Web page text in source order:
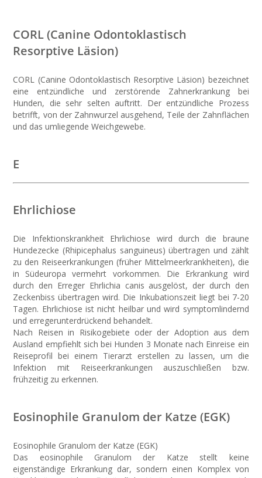
CORL (Canine Odontoklastisch
Resorptive Läsion)
CORL (Canine Odontoklastisch Resorptive Läsion) bezeichnet
eine entzündliche und zerstörende Zahnerkrankung bei
Hunden, die sehr selten auftritt. Der entzündliche Prozess
betrifft, von der Zahnwurzel ausgehend, Teile der Zahnflächen
und das umliegende Weichgewebe.
E
Ehrlichiose
Die Infektionskrankheit Ehrlichiose wird durch die braune
Hundezecke (Rhipicephalus sanguineus) übertragen und zählt
zu den Reiseerkrankungen (früher Mittelmeerkrankheiten), die
in Südeuropa vermehrt vorkommen. Die Erkrankung wird
durch den Erreger Ehrlichia canis ausgelöst, der durch den
Zeckenbiss übertragen wird. Die Inkubationszeit liegt bei 7-20
Tagen. Ehrlichiose ist nicht heilbar und wird symptomlindernd
und erregerunterdrückend behandelt.
Nach Reisen in Risikogebiete oder der Adoption aus dem
Ausland empfiehlt sich bei Hunden 3 Monate nach Einreise ein
Reiseprofil bei einem Tierarzt erstellen zu lassen, um die
Infektion mit Reiseerkrankungen auszuschließen bzw.
frühzeitig zu erkennen.
Eosinophile Granulom der Katze (EGK)
Eosinophile Granulom der Katze (EGK)
Das eosinophile Granulom der Katze stellt keine
eigenständige Erkrankung dar, sondern einen Komplex von